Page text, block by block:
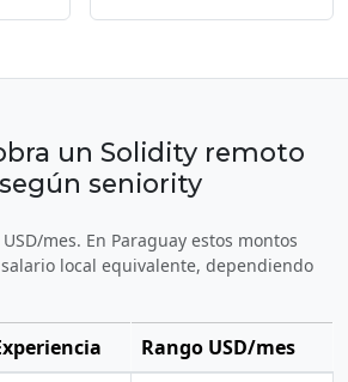
un Solidity remoto
seniority
mes. En Paraguay estos montos
local equivalente, dependiendo
Rango USD/mes